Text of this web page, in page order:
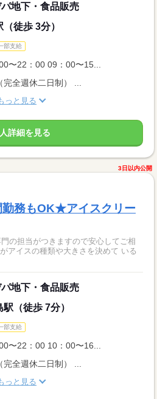
地下・食品販売
徒歩 3分）
部支給
〜22：00 09：00〜15...
全週休二日制） ...
っと見る
詳細を見る
3日以内公開
勤務もOK★アイスクリー
の担当がつきますので安心してご相
地下・食品販売
（徒歩 7分）
部支給
〜22：00 10：00〜16...
全週休二日制） ...
っと見る